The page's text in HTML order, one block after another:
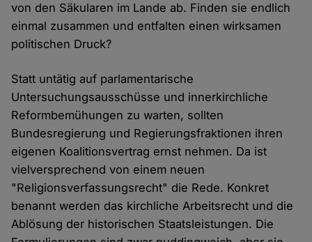
von den Säkularen im Lande ab. Finden sie endlich
einmal zusammen und entfalten einen wirksamen
politischen Druck?
Statt untätig auf parlamentarische
Untersuchungsausschüsse und innerkirchliche
Reformbemühungen zu warten, sollten
Bundesregierung und Regierungsfraktionen ihren
eigenen Koalitionsvertrag ernst nehmen. Da ist
vielversprechend von einem neuen
"Religionsverfassungsrecht" die Rede. Konkret
benannt werden das kirchliche Arbeitsrecht und die
Ablösung der historischen Staatsleistungen. Die